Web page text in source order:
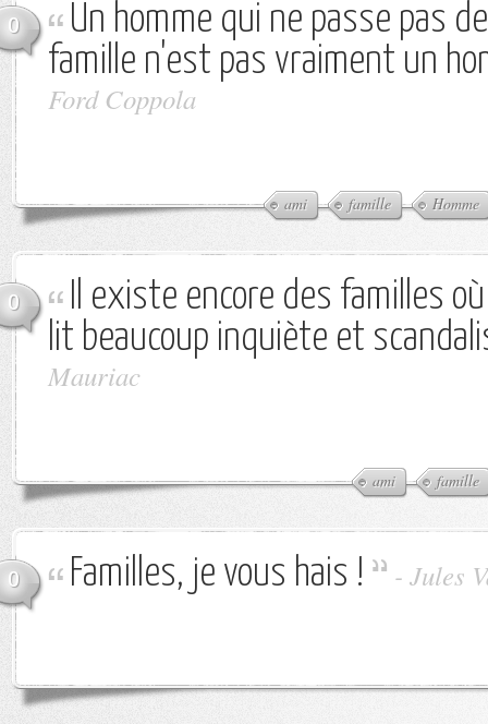
0
Un homme qui ne passe pas
famille n'est pas vraiment un
Ford Coppola
ami famille Homme
0
Il existe encore des familles
lit beaucoup inquiète et
Mauriac
ami famille
0 Familles, je vous hais ! - Jules